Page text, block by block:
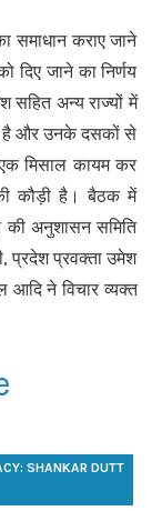
समाधान कराए जाने
दिए जाने का निर्णय
सहित अन्य राज्यों में
है और उनके दसकों से
मिसाल कायम कर
कौड़ी है। बैठक में
की अनुशासन समिति
प्रदेश प्रवक्ता उमेश
आदि ने विचार व्यक्त
SHANKAR DUTT